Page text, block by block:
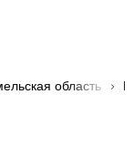
область